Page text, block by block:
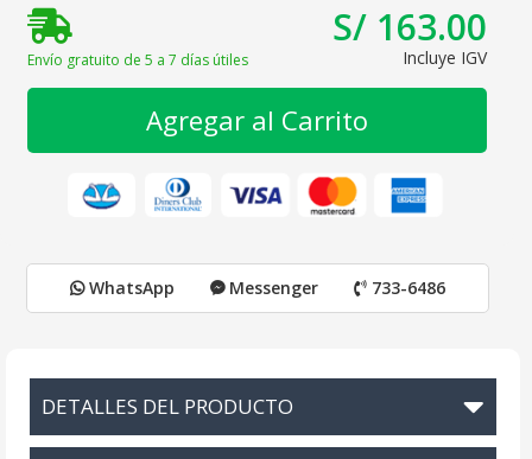
Envío gratuito de 5 a 7 días útiles
S/ 163.00
Incluye IGV
Agregar al Carrito
WhatsApp Messenger 733-6486
DETALLES DEL PRODUCTO